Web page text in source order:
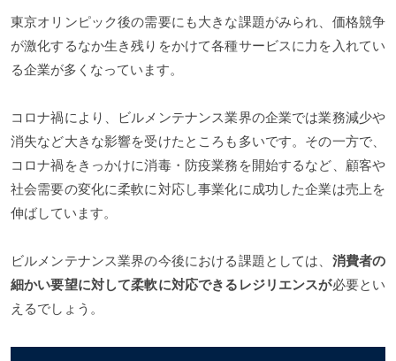
東京オリンピック後の需要にも大きな課題がみられ、価格競争
が激化するなか生き残りをかけて各種サービスに力を入れてい
る企業が多くなっています。
コロナ禍により、ビルメンテナンス業界の企業では業務減少や
消失など大きな影響を受けたところも多いです。その一方で、
コロナ禍をきっかけに消毒・防疫業務を開始するなど、顧客や
社会需要の変化に柔軟に対応し事業化に成功した企業は売上を
伸ばしています。
ビルメンテナンス業界の今後における課題としては、 消費者の
細かい要望に対して柔軟に対応できるレジリエンスが必要とい
えるでしょう。